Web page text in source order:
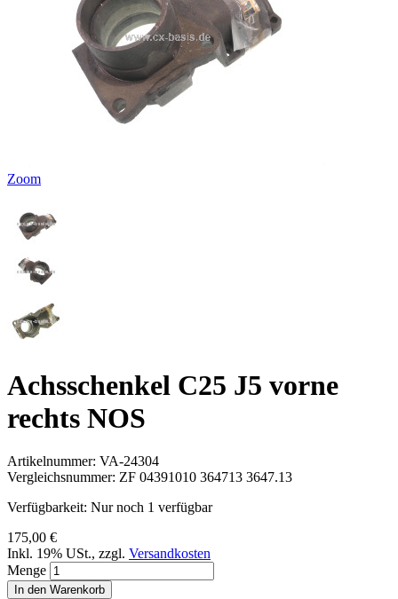
Zoom
Achsschenkel C25 J5 vorne
rechts NOS
Artikelnummer: VA-24304
Vergleichsnummer: ZF 04391010 364713 3647.13
Verfügbarkeit: Nur noch 1 verfügbar
175,00 €
Inkl. 19% USt., zzgl. Versandkosten
Menge
In den Warenkorb